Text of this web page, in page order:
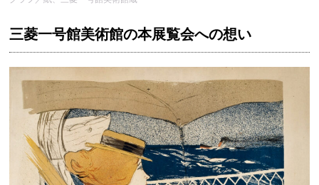
三菱一号館美術館の本展覧会への想い